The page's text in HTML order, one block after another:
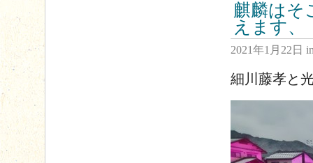
麒麟はそ
えます、
2021年1月22日
細川藤孝と